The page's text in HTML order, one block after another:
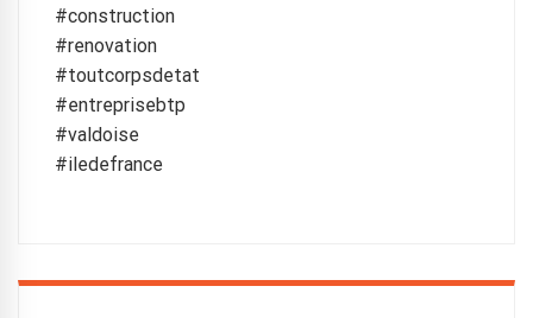
#construction
#renovation
#toutcorpsdetat
#entreprisebtp
#valdoise
#iledefrance